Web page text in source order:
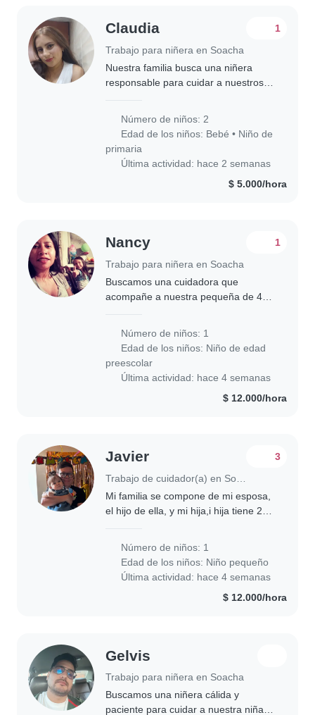
Claudia
Trabajo para niñera en Soacha
1
Nuestra familia busca una niñera
responsable para cuidar a nuestros 2
Número de niños: 2
Edad de los niños: Bebé • Niño de
primaria
Última actividad: hace 2 semanas
$ 5.000/hora
Nancy
Trabajo para niñera en Soacha
1
Buscamos una cuidadora que
acompañe a nuestra pequeña de 4
Número de niños: 1
Edad de los niños: Niño de edad
preescolar
Última actividad: hace 4 semanas
$ 12.000/hora
Javier 3
Mi familia se compone de mi esposa,
el hijo de ella, y mi hija,i hija tiene 2
viernes que sale a las 2..
Número de niños: 1
Edad de los niños: Niño pequeño
Última actividad: hace 4 semanas
$ 12.000/hora
Gelvis
Trabajo para niñera en Soacha
Buscamos una niñera cálida y
paciente para cuidar a nuestra niña